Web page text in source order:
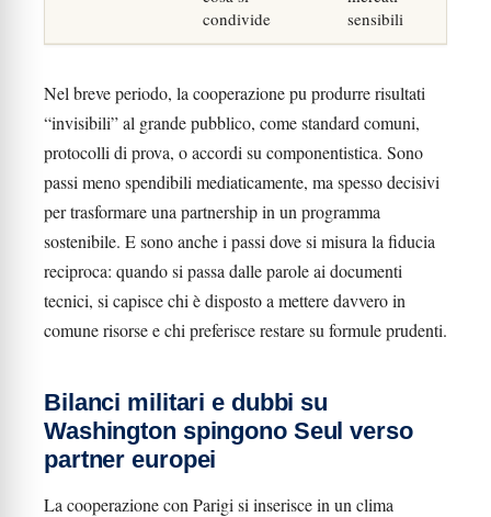
condivide
sensibili
Nel breve periodo, la cooperazione pu produrre risultati
“invisibili” al grande pubblico, come standard comuni,
protocolli di prova, o accordi su componentistica. Sono
passi meno spendibili mediaticamente, ma spesso decisivi
per trasformare una partnership in un programma
sostenibile. E sono anche i passi dove si misura la fiducia
reciproca: quando si passa dalle parole ai documenti
tecnici, si capisce chi è disposto a mettere davvero in
comune risorse e chi preferisce restare su formule prudenti.
Bilanci militari e dubbi su
Washington spingono Seul verso
partner europei
La cooperazione con Parigi si inserisce in un clima